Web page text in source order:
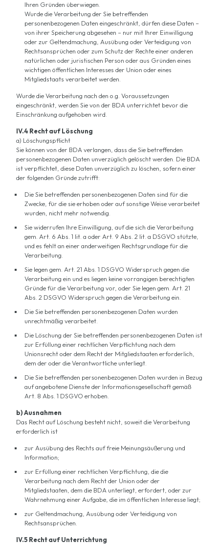
Ihren Gründen überwiegen.
Wurde die Verarbeitung der Sie betreffenden
personenbezogenen Daten eingeschränkt, dürfen diese Daten –
von ihrer Speicherung abgesehen – nur mit Ihrer Einwilligung
oder zur Geltendmachung, Ausübung oder Verteidigung von
Rechtsansprüchen oder zum Schutz der Rechte einer anderen
natürlichen oder juristischen Person oder aus Gründen eines
wichtigen öffentlichen Interesses der Union oder eines
Mitgliedstaats verarbeitet werden.
Wurde die Verarbeitung nach den o.g. Voraussetzungen
eingeschränkt, werden Sie von der BDA unterrichtet bevor die
Einschränkung aufgehoben wird.
IV.4 Recht auf Löschung
a) Löschungspflicht
Sie können von der BDA verlangen, dass die Sie betreffenden
personenbezogenen Daten unverzüglich gelöscht werden. Die BDA
ist verpflichtet, diese Daten unverzüglich zu löschen, sofern einer
der folgenden Gründe zutrifft:
Die Sie betreffenden personenbezogenen Daten sind für die
Zwecke, für die sie erhoben oder auf sonstige Weise verarbeitet
wurden, nicht mehr notwendig.
Sie widerrufen Ihre Einwilligung, auf die sich die Verarbeitung
gem. Art. 6 Abs. 1 lit. a oder Art. 9 Abs. 2 lit. a DSGVO stützte,
und es fehlt an einer anderweitigen Rechtsgrundlage für die
Verarbeitung.
Sie legen gem. Art. 21 Abs. 1 DSGVO Widerspruch gegen die
Verarbeitung ein und es liegen keine vorrangigen berechtigten
Gründe für die Verarbeitung vor, oder Sie legen gem. Art. 21
Abs. 2 DSGVO Widerspruch gegen die Verarbeitung ein.
Die Sie betreffenden personenbezogenen Daten wurden
unrechtmäßig verarbeitet.
Die Löschung der Sie betreffenden personenbezogenen Daten ist
zur Erfüllung einer rechtlichen Verpflichtung nach dem
Unionsrecht oder dem Recht der Mitgliedstaaten erforderlich,
dem der oder die Verantwortliche unterliegt.
Die Sie betreffenden personenbezogenen Daten wurden in Bezug
auf angebotene Dienste der Informationsgesellschaft gemäß
Art. 8 Abs. 1 DSGVO erhoben.
b) Ausnahmen
Das Recht auf Löschung besteht nicht, soweit die Verarbeitung
erforderlich ist
zur Ausübung des Rechts auf freie Meinungsäußerung und
Information;
zur Erfüllung einer rechtlichen Verpflichtung, die die
Verarbeitung nach dem Recht der Union oder der
Mitgliedstaaten, dem die BDA unterliegt, erfordert, oder zur
Wahrnehmung einer Aufgabe, die im öffentlichen Interesse liegt;
zur Geltendmachung, Ausübung oder Verteidigung von
Rechtsansprüchen.
IV.5 Recht auf Unterrichtung